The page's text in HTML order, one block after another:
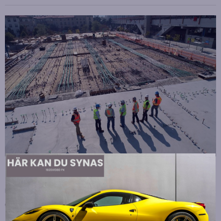
Strategiska tillskott till OHLA Sveriges ledning
OHLA Sverige stärker sin ledningsgrupp genom att anställa
Malin Bergman som HR-chef och María Vazquez som